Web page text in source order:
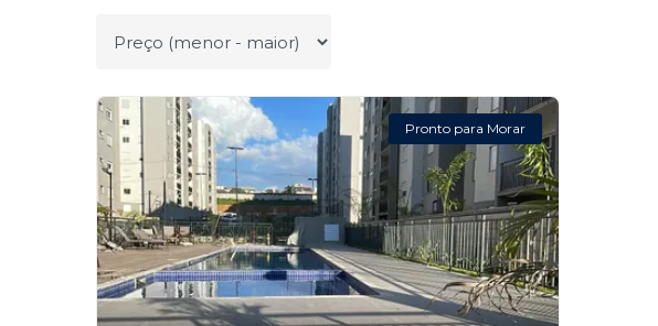
Ordenar por
Pronto para Morar